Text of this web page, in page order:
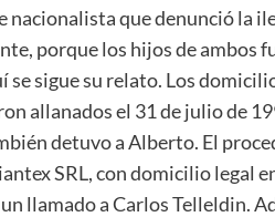
que denunció la
porque los hijos de ambos
se sigue su relato. Los
allanados el 31 de julio de
detuvo a Alberto. El
SRL, con domicilio legal
llamado a Carlos Telleldin.